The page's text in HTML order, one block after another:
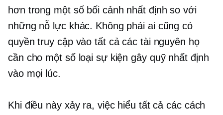
hơn trong một số bối cảnh nhất định so với
những nỗ lực khác. Không phải ai cũng có
quyền truy cập vào tất cả các tài nguyên họ
cần cho một số loại sự kiện gây quỹ nhất định
vào mọi lúc.
Khi điều này xảy ra, việc hiểu tất cả các cách